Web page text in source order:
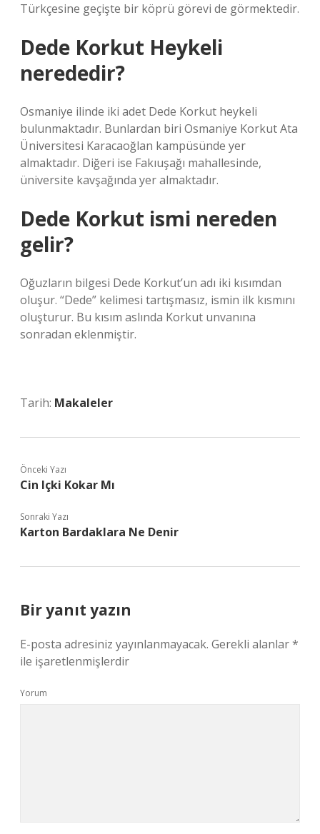
Türkçesine geçişte bir köprü görevi de görmektedir.
Dede Korkut Heykeli
nerededir?
Osmaniye ilinde iki adet Dede Korkut heykeli
bulunmaktadır. Bunlardan biri Osmaniye Korkut Ata
Üniversitesi Karacaoğlan kampüsünde yer
almaktadır. Diğeri ise Fakıuşağı mahallesinde,
üniversite kavşağında yer almaktadır.
Dede Korkut ismi nereden
gelir?
Oğuzların bilgesi Dede Korkut’un adı iki kısımdan
oluşur. “Dede” kelimesi tartışmasız, ismin ilk kısmını
oluşturur. Bu kısım aslında Korkut unvanına
sonradan eklenmiştir.
Tarih: Makaleler
Önceki Yazı
Cin Içki Kokar Mı
Sonraki Yazı
Karton Bardaklara Ne Denir
Bir yanıt yazın
E-posta adresiniz yayınlanmayacak. Gerekli alanlar*
ile işaretlenmişlerdir
Yorum